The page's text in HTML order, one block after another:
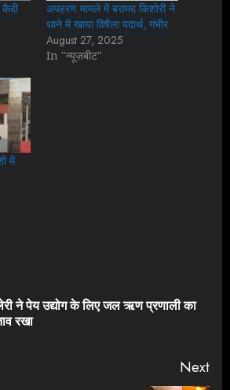
अपहरण मामले में बरामद किशोरी ने
थाने में खाया विषैला पदार्थ, गंभीर
August 27, 2025
In "न्यूज़बीट"
में
ने पेय उद्योग के लिए जल ऋण प्रणाली का
रखा
Next